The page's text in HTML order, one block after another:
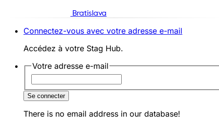
Bratislava
Connectez-vous avec votre adresse e-mail
Accédez à votre Stag Hub.
Votre adresse e-mail
Se connecter
There is no email address in our database!